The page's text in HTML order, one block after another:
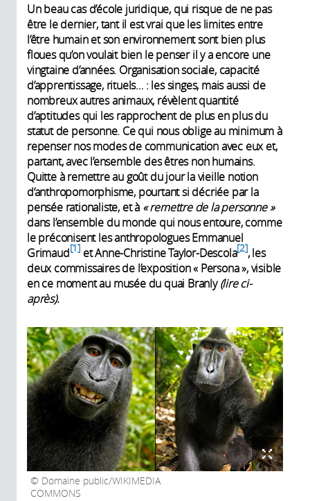
Un beau cas d’école juridique, qui risque de ne pas
être le dernier, tant il est vrai que les limites entre
l’être humain et son environnement sont bien plus
floues qu’on voulait bien le penser il y a encore une
vingtaine d’années. Organisation sociale, capacité
d’apprentissage, rituels… : les singes, mais aussi de
nombreux autres animaux, révèlent quantité
d’aptitudes qui les rapprochent de plus en plus du
statut de personne. Ce qui nous oblige au minimum à
repenser nos modes de communication avec eux et,
partant, avec l’ensemble des êtres non humains.
Quitte à remettre au goût du jour la vieille notion
d’anthropomorphisme, pourtant si décriée par la
pensée rationaliste, et à « remettre de la personne »
dans l’ensemble du monde qui nous entoure, comme
le préconisent les anthropologues Emmanuel
Grimaud 1 et Anne-Christine Taylor-Descola 2 , les
deux commissaires de l’exposition « Persona », visible
en ce moment au musée du quai Branly(lireci-
après).
Domaine public/WIKIMEDIA
COMMONS